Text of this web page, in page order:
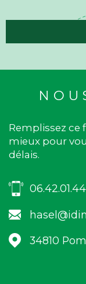
Remplissez ce
mieux pour
délais.
34810